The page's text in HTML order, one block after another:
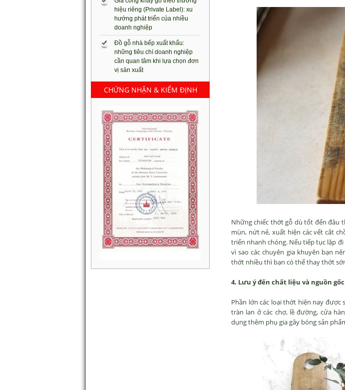
hiệu riêng (Private Label): xu
hướng phát triển của nhiều
doanh nghiệp
Đồ gỗ nhà bếp xuất khẩu:
những tiêu chí doanh nghiệp
cần quan tâm khi lựa chọn đơn
vị sản xuất
CHỨNG NHẬN & KIỂM ĐỊNH
Những chiếc thớt gỗ dù tốt đến đâu
mùn, nứt nẻ, xuất hiện các vết cắt
triển nhanh chóng. Nếu tiếp tục lặp
vì sao các chuyên gia khuyên bạn
thớt nhiều thì bạn có thể thay thớt
4. Lưu ý đến chất liệu và nguồn
Phần lớn các loại thớt hiện nay
tràn lan ở các chợ, lề đường, cửa
dụng thêm phụ gia gây bóng sản